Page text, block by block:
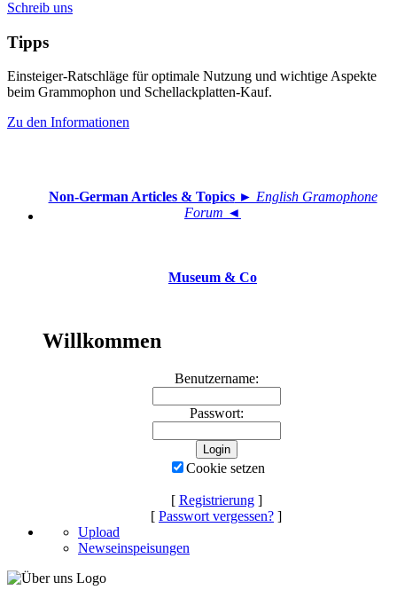
Schreib uns
Tipps
Einsteiger-Ratschläge für optimale Nutzung und wichtige Aspekte
beim Grammophon und Schellackplatten-Kauf.
Zu den Informationen
Non-German Articles & Topics► English Gramophone
Forum ◄
Museum & Co
Willkommen
Benutzername:
Passwort:
Cookie setzen
[ Registrierung]
[ Passwort vergessen? ]
Upload
Newseinspeisungen